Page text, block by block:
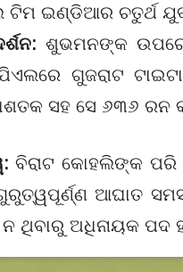
ଟିମ ଇଣ୍ଡିଆର ଚତୁର୍ଥ
ଶୁଭମନଙ୍କ ଉପରେ
ଗୁଜରାଟ
ସହ ସେ ୬୩୬ ରନ
ବିରାଟ କୋହଲିଙ୍କ ପରି
ଆଘାତ
ଥିବାରୁ ଅଧିନାୟକ ପଦ